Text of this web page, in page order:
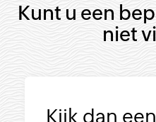
Kunt u een
niet
Kijk dan